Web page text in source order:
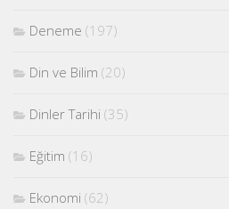
Deneme (197)
Din ve Bilim (20)
Dinler Tarihi (35)
Eğitim (16)
Ekonomi (62)